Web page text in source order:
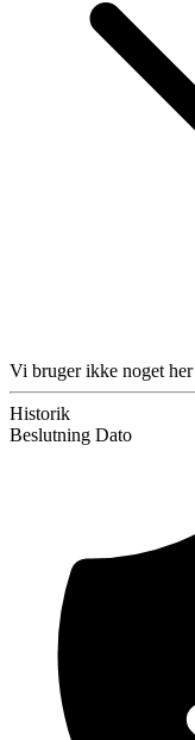
Vi bruger ikke noget her
Historik
Beslutning Dato